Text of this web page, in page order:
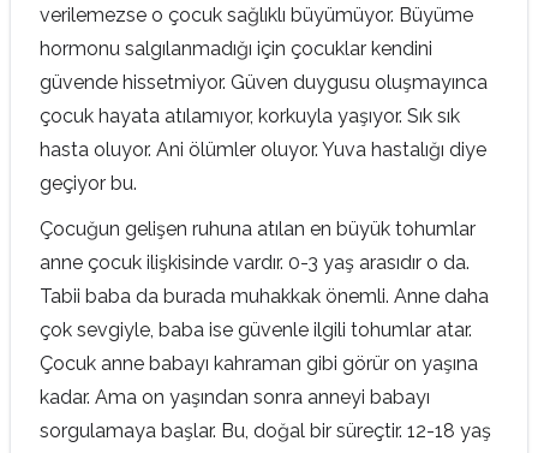
verilemezse o çocuk sağlıklı büyümüyor. Büyüme
hormonu salgılanmadığı için çocuklar kendini
güvende hissetmiyor. Güven duygusu oluşmayınca
çocuk hayata atılamıyor, korkuyla yaşıyor. Sık sık
hasta oluyor. Ani ölümler oluyor. Yuva hastalığı diye
geçiyor bu.
Çocuğun gelişen ruhuna atılan en büyük tohumlar
anne çocuk ilişkisinde vardır. 0-3 yaş arasıdır o da.
Tabii baba da burada muhakkak önemli. Anne daha
çok sevgiyle, baba ise güvenle ilgili tohumlar atar.
Çocuk anne babayı kahraman gibi görür on yaşına
kadar. Ama on yaşından sonra anneyi babayı
sorgulamaya başlar. Bu, doğal bir süreçtir. 12-18 yaş